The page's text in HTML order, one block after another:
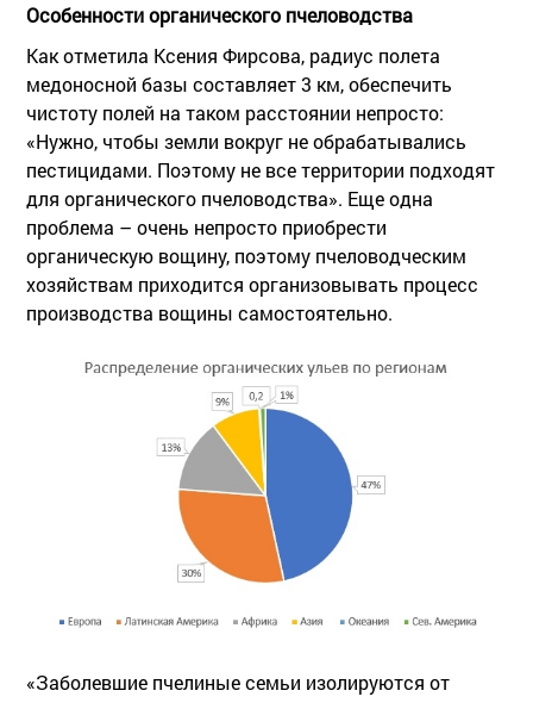
Особенности органического пчеловодства
Как отметила Ксения Фирсова, радиус полета
медоносной базы составляет 3 км, обеспечить
чистоту полей на таком расстоянии непросто:
«Нужно, чтобы земли вокруг не обрабатывались
пестицидами. Поэтому не все территории подходят
для органического пчеловодства». Еще одна
проблема – очень непросто приобрести
органическую вощину, поэтому пчеловодческим
хозяйствам приходится организовывать процесс
производства вощины самостоятельно.
«Заболевшие пчелиные семьи изолируются от